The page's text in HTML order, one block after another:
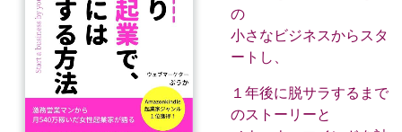
の
小さなビジネスからスタ
ートし、
１年後に脱サラするまで
のストーリーと